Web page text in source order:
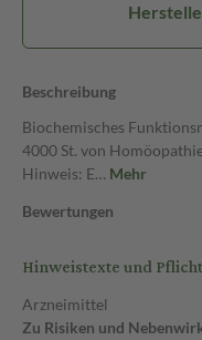
Beschreibung
Biochemisches
4000 St. von
Hinweis: E… Mehr
Bewertungen
Hinweistexte und
Arzneimittel
Zu Risiken und